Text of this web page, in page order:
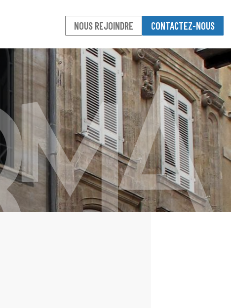
NOUS REJOINDRE CONTACTEZ-NOUS